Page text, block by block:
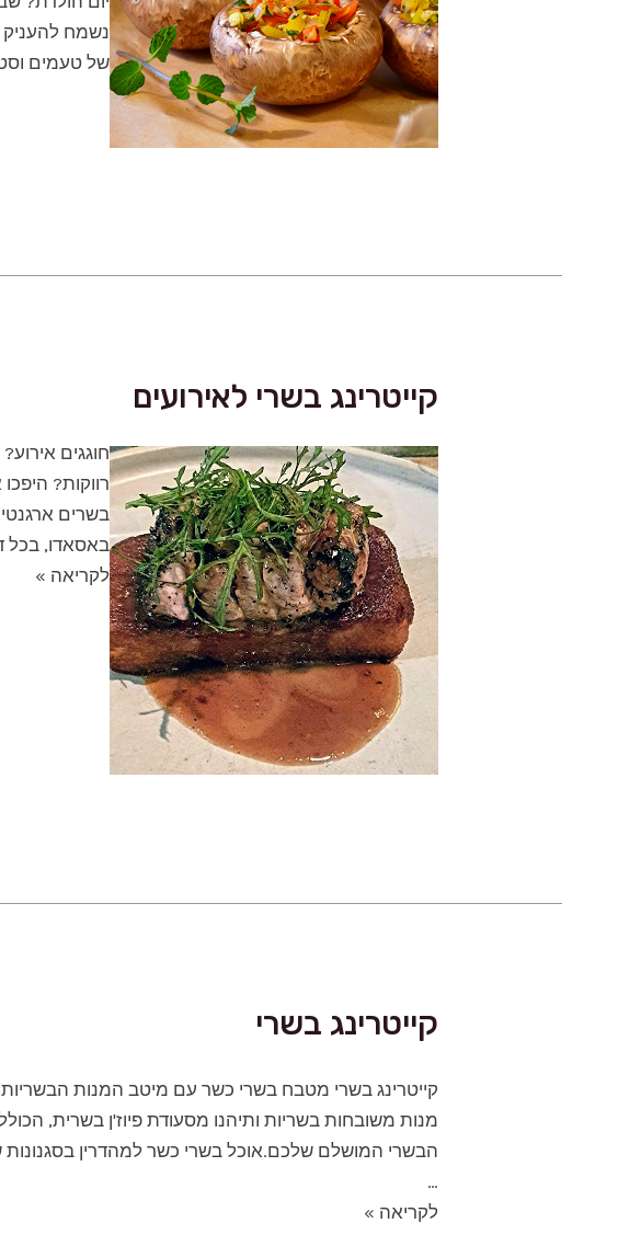
נשמח להעניק
של טעמים
קייטרינג בשרי לאירועים
חוגגים
רווקות?
בשרים
באסאדו, בכל
קייטרינג
בשרי
לאירועים
לקריאה »
קייטרינג בשרי
קייטרינג בשרי מטבח בשרי כשר עם מיטב המנות
מנות משובחות בשריות ותיהנו מסעודת פיוז'ן בשרית,
הבשרי המושלם שלכם.‍אוכל בשרי כשר למהדרין בסגנונות
…
קייטרינג
לקריאה »